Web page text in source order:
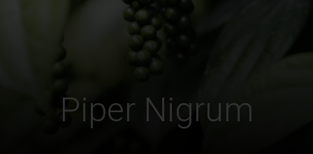
Piper Nigrum